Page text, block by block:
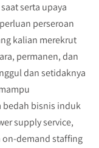
serta upaya
perseroan
kalian merekrut
permanen, dan
dan setidaknya
bedah bisnis induk
supply service,
demand staffing